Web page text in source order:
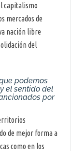
capitalismo
mercados de
nación libre
del
podemos
el sentido del
por
de mejor forma a
como en los